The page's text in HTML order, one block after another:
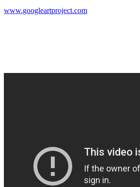
www.googleartproject.com